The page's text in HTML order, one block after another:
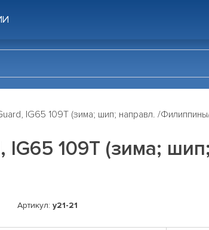
IG65 109T (зима; шип; направл. /
IG65 109T (зима;
Артикул: y21-21